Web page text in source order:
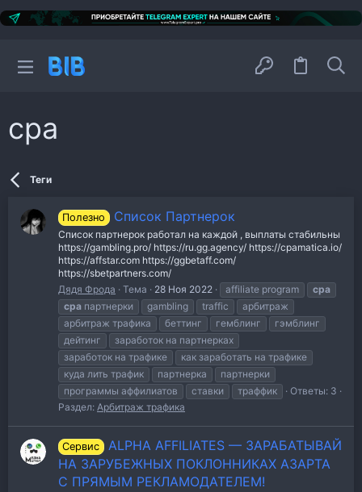
cpa
Теги
Полезно Список Партнерок
Список партнерок работал на каждой , выплаты стабильны
https://gambling.pro/ https://ru.gg.agency/ https://cpamatica.io/
https://affstar.com https://ggbetaff.com/
https://sbetpartners.com/
Дядя Фрода
Тема 28 Ноя 2022 affiliate program
cpa
cpa партнерки gambling traffic
арбитраж
арбитраж трафика
беттинг гемблинг
гэмблинг
дейтинг
заработок на партнерках
заработок на трафике
как заработать на трафике
куда лить трафик
партнерка
партнерки
программы аффилиатов
ставки траффик
Ответы: 3
Раздел: Арбитраж трафика
Сервис
ALPHA AFFILIATES — ЗАРАБАТЫВАЙ
НА ЗАРУБЕЖНЫХ ПОКЛОННИКАХ АЗАРТА
С ПРЯМЫМ РЕКЛАМОДАТЕЛЕМ!